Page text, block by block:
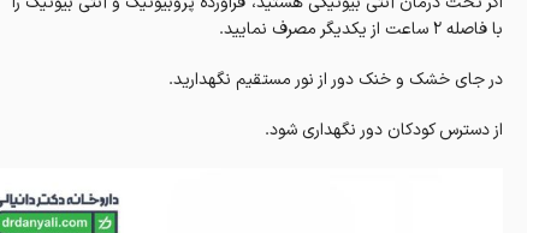
با فاصله 2 ساعت از یکدیگر مصرف نمایید.
در جای خشک و خنک دور از نور مستقیم نگهدارید.
از دسترس کودکان دور نگهداری شود.